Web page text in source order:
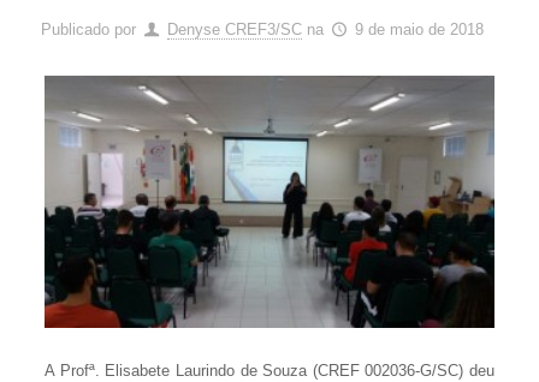
Publicado por Denyse CREF3/SC na 9 de maio de 2018
A Profª. Elisabete Laurindo de Souza (CREF 002036-G/SC) deu